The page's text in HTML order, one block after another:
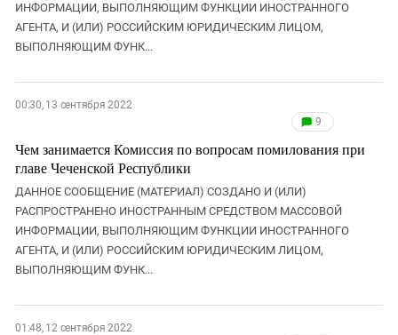
ИНФОРМАЦИИ, ВЫПОЛНЯЮЩИМ ФУНКЦИИ ИНОСТРАННОГО
АГЕНТА, И (ИЛИ) РОССИЙСКИМ ЮРИДИЧЕСКИМ ЛИЦОМ,
ВЫПОЛНЯЮЩИМ ФУНК...
00:30, 13 сентября 2022
9
Чем занимается Комиссия по вопросам помилования при
главе Чеченской Республики
ДАННОЕ СООБЩЕНИЕ (МАТЕРИАЛ) СОЗДАНО И (ИЛИ)
РАСПРОСТРАНЕНО ИНОСТРАННЫМ СРЕДСТВОМ МАССОВОЙ
ИНФОРМАЦИИ, ВЫПОЛНЯЮЩИМ ФУНКЦИИ ИНОСТРАННОГО
АГЕНТА, И (ИЛИ) РОССИЙСКИМ ЮРИДИЧЕСКИМ ЛИЦОМ,
ВЫПОЛНЯЮЩИМ ФУНК...
01:48, 12 сентября 2022